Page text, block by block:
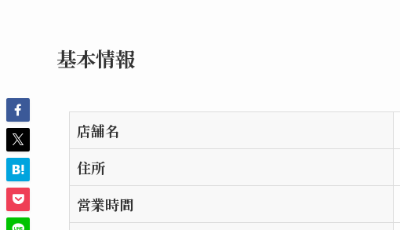
基本情報
店舗名
住所
営業時間